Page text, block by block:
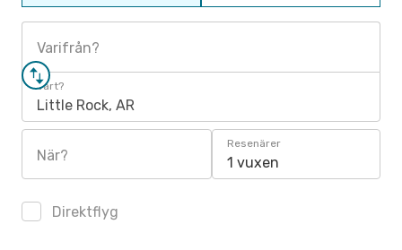
Varifrån?
Vart?
Little Rock, AR
När?
Resenärer
1 vuxen
Direktflyg